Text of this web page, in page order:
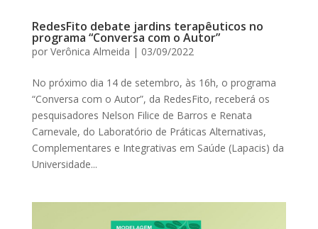
RedesFito debate jardins terapêuticos no
programa “Conversa com o Autor”
por Verônica Almeida | 03/09/2022
No próximo dia 14 de setembro, às 16h, o programa
“Conversa com o Autor”, da RedesFito, receberá os
pesquisadores Nelson Filice de Barros e Renata
Carnevale, do Laboratório de Práticas Alternativas,
Complementares e Integrativas em Saúde (Lapacis) da
Universidade...